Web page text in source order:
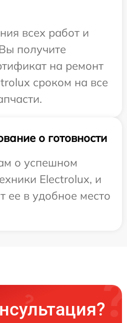
всех работ и
получите
на ремонт
сроком на все
о готовности
о успешном
Electrolux, и
ее в удобное место